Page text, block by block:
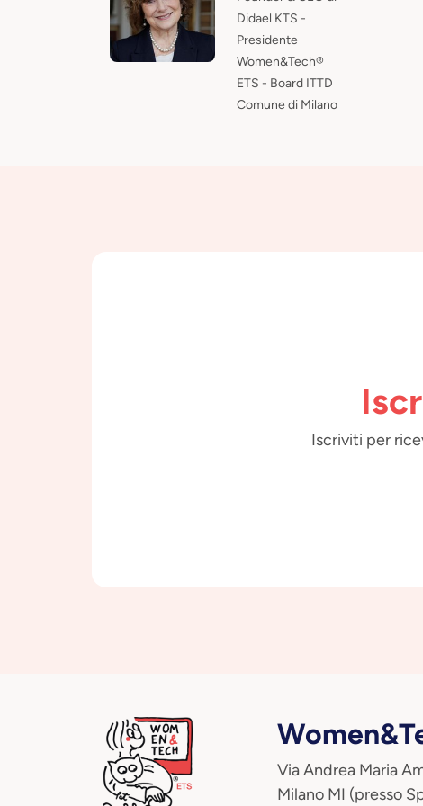
Didael KTS -
Presidente
Women&Tech®
ETS - Board ITTD
Comune di Milano
Iscriviti per
Via Andrea Maria
Milano MI (presso